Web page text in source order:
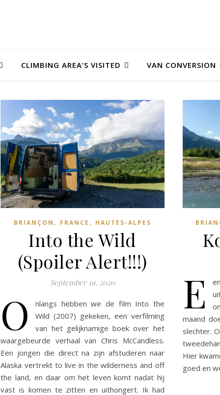
CLIMBING AREA’S VISITED VAN CONVERSION
BRIANÇON , FRANCE , HAUTES-ALPES
Into the Wild
(Spoiler Alert!!!)
September 19, 2020
O
nlangs hebben we de film Into the
Wild (2007) gekeken, een verfilming
van het gelijknamige boek over het
waargebeurde verhaal van Chris McCandless.
Een jongen die direct na zijn afstuderen naar
Alaska vertrekt to live in the wilderness and off
the land, en daar om het leven komt nadat hij
vast is komen te zitten en uithongert. Ik had
E
maand
slechter.
Hier
goed en